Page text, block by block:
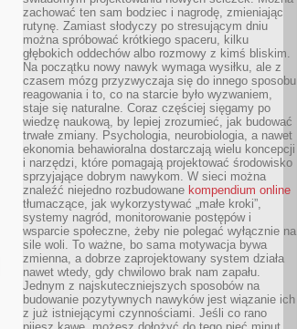
zachować ten sam bodziec i nagrodę, zmieniając
rutynę. Zamiast słodyczy po stresującym dniu
można spróbować krótkiego spaceru, kilku
głębokich oddechów albo rozmowy z kimś bliskim.
Na początku nowy nawyk wymaga wysiłku, ale z
czasem mózg przyzwyczaja się do innego sposobu
reagowania i to, co na starcie było wyzwaniem,
staje się naturalne. Coraz częściej sięgamy po
wiedzę naukową, by lepiej zrozumieć, jak budować
trwałe zmiany. Psychologia, neurobiologia, a nawet
ekonomia behawioralna dostarczają wielu koncepcji
i narzędzi, które pomagają projektować środowisko
sprzyjające dobrym nawykom. W sieci można
znaleźć niejedno rozbudowane kompendium online
tłumaczące, jak wykorzystywać „małe kroki”,
systemy nagród, monitorowanie postępów i
wsparcie społeczne, żeby nie polegać wyłącznie na
sile woli. To ważne, bo sama motywacja bywa
zmienna, a dobrze zaprojektowany system działa
nawet wtedy, gdy chwilowo brak nam zapału.
Jednym z najskuteczniejszych sposobów na
budowanie pozytywnych nawyków jest wiązanie ich
z już istniejącymi czynnościami. Jeśli co rano